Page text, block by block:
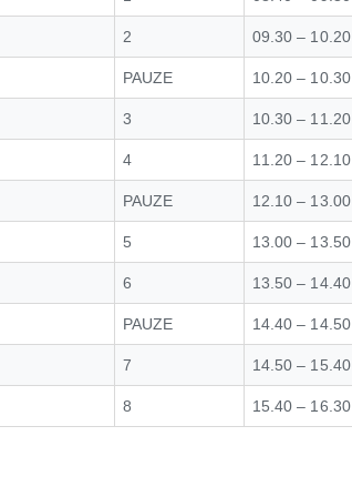
2 09.30 – 10.20
PAUZE 10.20 – 10.30
3 10.30 – 11.20
4 11.20 – 12.10
PAUZE 12.10 – 13.00
5 13.00 – 13.50
6 13.50 – 14.40
PAUZE 14.40 – 14.50
7 14.50 – 15.40
8 15.40 – 16.30